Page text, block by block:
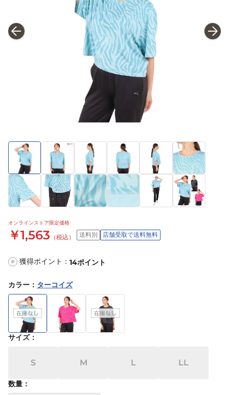
オンラインストア限定価格
￥1,563 （税込） 送料別 店舗受取で送料無料
P 獲得ポイント： 14ポイント
カラー ： ターコイズ
サイズ：
S M L LL
数量：